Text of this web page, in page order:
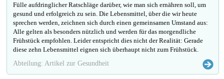
Fülle aufdringlicher Ratschläge darüber, wie man sich ernähren soll, um
gesund und erfolgreich zu sein. Die Lebensmittel, über die wir heute
sprechen werden, zeichnen sich durch einen gemeinsamen Umstand aus:
Alle gelten als besonders nützlich und werden für das morgendliche
Frühstück empfohlen. Leider entspricht dies nicht der Realität: Gerade
diese zehn Lebensmittel eignen sich überhaupt nicht zum Frühstück.
Abteilung: Artikel zur Gesundheit